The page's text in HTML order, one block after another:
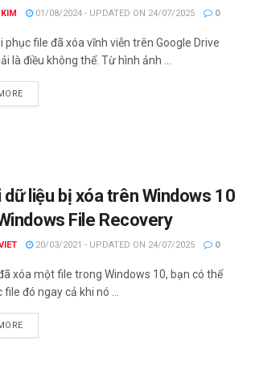
01/08/2024 - UPDATED ON 24/07/2025 0
phục file đã xóa vĩnh viễn trên Google Drive
là điều không thể. Từ hình ảnh ...
DETAILS
dữ liệu bị xóa trên Windows 10
File Recovery
20/03/2021 - UPDATED ON 24/07/2025 0
xóa một file trong Windows 10, bạn có thể
file đó ngay cả khi nó ...
DETAILS